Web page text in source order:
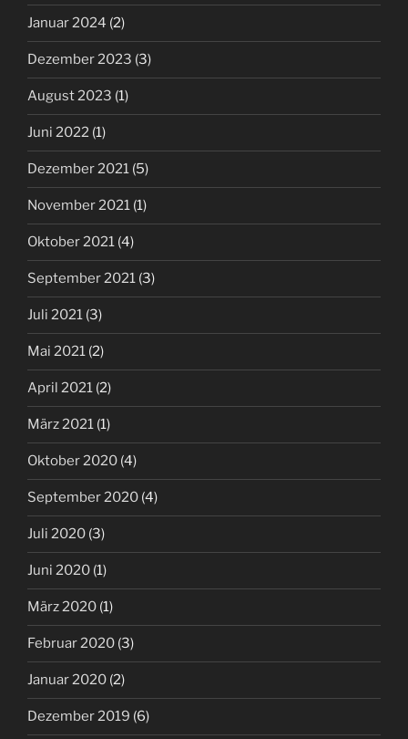
Januar 2024 (2)
Dezember 2023 (3)
August 2023 (1)
Juni 2022 (1)
Dezember 2021 (5)
November 2021 (1)
Oktober 2021 (4)
September 2021 (3)
Juli 2021 (3)
Mai 2021 (2)
April 2021 (2)
März 2021 (1)
Oktober 2020 (4)
September 2020 (4)
Juli 2020 (3)
Juni 2020 (1)
März 2020 (1)
Februar 2020 (3)
Januar 2020 (2)
Dezember 2019 (6)